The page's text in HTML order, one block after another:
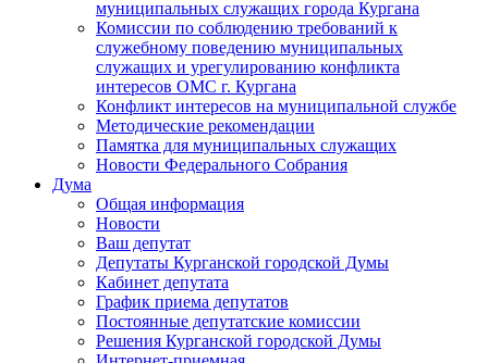
муниципальных служащих города Кургана
Комиссии по соблюдению требований к
служебному поведению муниципальных
служащих и урегулированию конфликта
интересов ОМС г. Кургана
Конфликт интересов на муниципальной службе
Методические рекомендации
Памятка для муниципальных служащих
Новости Федерального Cобрания
Дума
Общая информация
Новости
Ваш депутат
Депутаты Курганской городской Думы
Кабинет депутата
График приема депутатов
Постоянные депутатские комиссии
Решения Курганской городской Думы